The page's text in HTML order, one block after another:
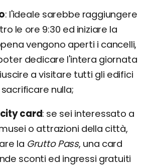
l'ideale sarebbe raggiungere
le ore 9:30 ed iniziare la
vengono aperti i cancelli,
dedicare l'intera giornata
a visitare tutti gli edifici
nulla;
card se sei interessato a
o attrazioni della città,
la Grutto Pass, una card
sconti ed ingressi gratuiti